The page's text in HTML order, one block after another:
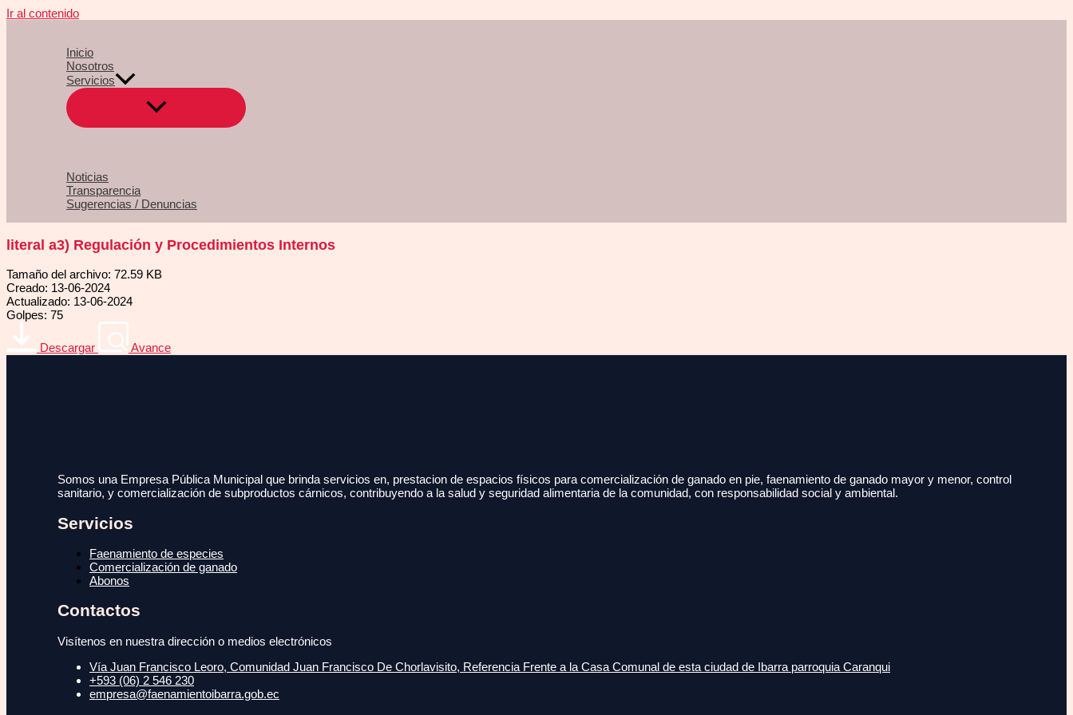
Ir al contenido
Inicio
Nosotros
Servicios
Noticias
Transparencia
Sugerencias / Denuncias
literal a3) Regulación y Procedimientos Internos
Tamaño del archivo: 72.59 KB
Creado: 13-06-2024
Actualizado: 13-06-2024
Golpes: 75
Descargar Avance
Somos una Empresa Pública Municipal que brinda servicios en, prestacion de espacios físicos para comercialización de ganado en pie, faenamiento de ganado mayor y menor, control
sanitario, y comercialización de subproductos cárnicos, contribuyendo a la salud y seguridad alimentaria de la comunidad, con responsabilidad social y ambiental.
Servicios
Faenamiento de especies
Comercialización de ganado
Abonos
Contactos
Visítenos en nuestra dirección o medios electrónicos
Vía Juan Francisco Leoro, Comunidad Juan Francisco De Chorlavisito, Referencia Frente a la Casa Comunal de esta ciudad de Ibarra parroquia Caranqui
+593 (06) 2 546 230
empresa@faenamientoibarra.gob.ec